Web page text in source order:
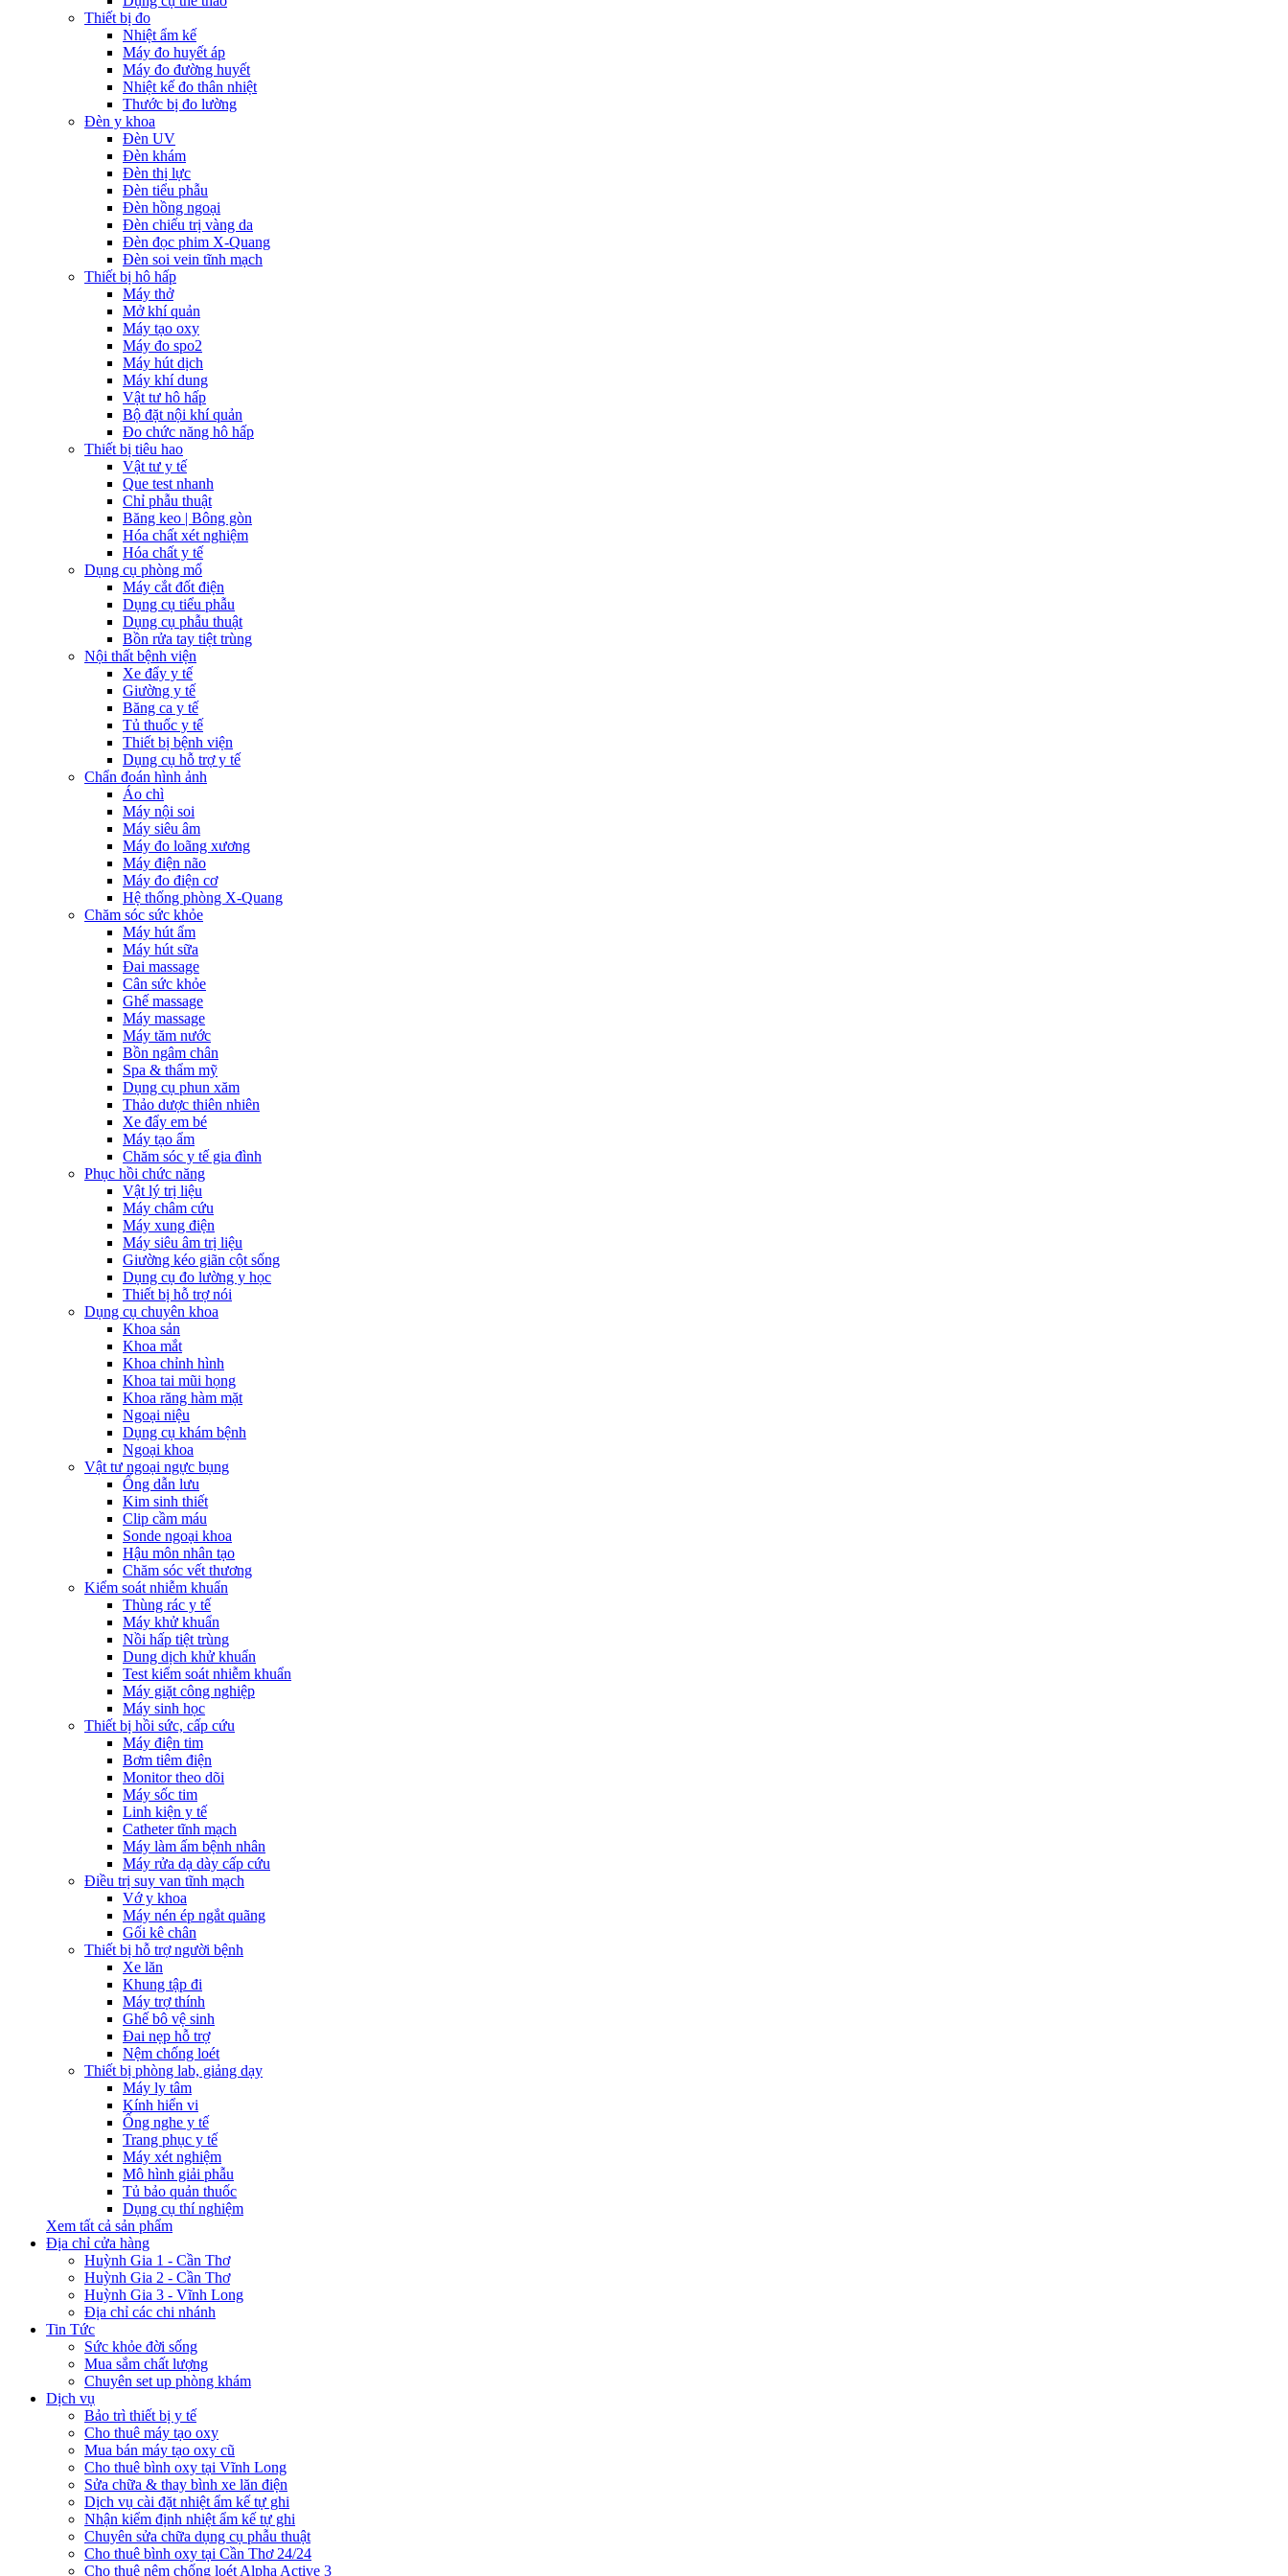
Thiết bị đo
Nhiệt ẩm kế
Máy đo huyết áp
Máy đo đường huyết
Nhiệt kế đo thân nhiệt
Thước bị đo lường
Đèn y khoa
Đèn UV
Đèn khám
Đèn thị lực
Đèn tiểu phẫu
Đèn hồng ngoại
Đèn chiếu trị vàng da
Đèn đọc phim X-Quang
Đèn soi vein tĩnh mạch
Thiết bị hô hấp
Máy thở
Mở khí quản
Máy tạo oxy
Máy đo spo2
Máy hút dịch
Máy khí dung
Vật tư hô hấp
Bộ đặt nội khí quản
Đo chức năng hô hấp
Thiết bị tiêu hao
Vật tư y tế
Que test nhanh
Chỉ phẫu thuật
Băng keo | Bông gòn
Hóa chất xét nghiệm
Hóa chất y tế
Dụng cụ phòng mổ
Máy cắt đốt điện
Dụng cụ tiểu phẫu
Dụng cụ phẫu thuật
Bồn rửa tay tiệt trùng
Nội thất bệnh viện
Xe đẩy y tế
Giường y tế
Băng ca y tế
Tủ thuốc y tế
Thiết bị bệnh viện
Dụng cụ hỗ trợ y tế
Chẩn đoán hình ảnh
Áo chì
Máy nội soi
Máy siêu âm
Máy đo loãng xương
Máy điện não
Máy đo điện cơ
Hệ thống phòng X-Quang
Chăm sóc sức khỏe
Máy hút ẩm
Máy hút sữa
Đai massage
Cân sức khỏe
Ghế massage
Máy massage
Máy tăm nước
Bồn ngâm chân
Spa & thẩm mỹ
Dụng cụ phun xăm
Thảo dược thiên nhiên
Xe đẩy em bé
Máy tạo ẩm
Chăm sóc y tế gia đình
Phục hồi chức năng
Vật lý trị liệu
Máy châm cứu
Máy xung điện
Máy siêu âm trị liệu
Giường kéo giãn cột sống
Dụng cụ đo lường y học
Thiết bị hỗ trợ nói
Dụng cụ chuyên khoa
Khoa sản
Khoa mắt
Khoa chỉnh hình
Khoa tai mũi họng
Khoa răng hàm mặt
Ngoại niệu
Dụng cụ khám bệnh
Ngoại khoa
Vật tư ngoại ngực bụng
Ống dẫn lưu
Kim sinh thiết
Clip cầm máu
Sonde ngoại khoa
Hậu môn nhân tạo
Chăm sóc vết thương
Kiểm soát nhiễm khuẩn
Thùng rác y tế
Máy khử khuẩn
Nồi hấp tiệt trùng
Dung dịch khử khuẩn
Test kiểm soát nhiễm khuẩn
Máy giặt công nghiệp
Máy sinh học
Thiết bị hồi sức, cấp cứu
Máy điện tim
Bơm tiêm điện
Monitor theo dõi
Máy sốc tim
Linh kiện y tế
Catheter tĩnh mạch
Máy làm ấm bệnh nhân
Máy rửa dạ dày cấp cứu
Điều trị suy van tĩnh mạch
Vớ y khoa
Máy nén ép ngắt quãng
Gối kê chân
Thiết bị hỗ trợ người bệnh
Xe lăn
Khung tập đi
Máy trợ thính
Ghế bô vệ sinh
Đai nẹp hỗ trợ
Nệm chống loét
Thiết bị phòng lab, giảng dạy
Máy ly tâm
Kính hiển vi
Ống nghe y tế
Trang phục y tế
Máy xét nghiệm
Mô hình giải phẫu
Tủ bảo quản thuốc
Dụng cụ thí nghiệm
Xem tất cả sản phẩm
Địa chỉ cửa hàng
Huỳnh Gia 1 - Cần Thơ
Huỳnh Gia 2 - Cần Thơ
Huỳnh Gia 3 - Vĩnh Long
Địa chỉ các chi nhánh
Tin Tức
Sức khỏe đời sống
Mua sắm chất lượng
Chuyên set up phòng khám
Dịch vụ
Bảo trì thiết bị y tế
Cho thuê máy tạo oxy
Mua bán máy tạo oxy cũ
Cho thuê bình oxy tại Vĩnh Long
Sửa chữa & thay bình xe lăn điện
Dịch vụ cài đặt nhiệt ẩm kế tự ghi
Nhận kiểm định nhiệt ẩm kế tự ghi
Chuyên sửa chữa dụng cụ phẫu thuật
Cho thuê bình oxy tại Cần Thơ 24/24
Cho thuê nệm chống loét Alpha Active 3